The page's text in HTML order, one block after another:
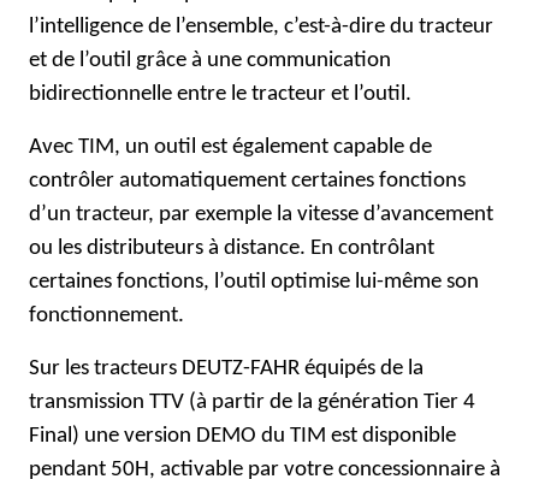
l’intelligence de l’ensemble, c’est-à-dire du tracteur
et de l’outil grâce à une communication
bidirectionnelle entre le tracteur et l’outil.
Avec TIM, un outil est également capable de
contrôler automatiquement certaines fonctions
d’un tracteur, par exemple la vitesse d’avancement
ou les distributeurs à distance. En contrôlant
certaines fonctions, l’outil optimise lui-même son
fonctionnement.
Sur les tracteurs DEUTZ-FAHR équipés de la
transmission TTV (à partir de la génération Tier 4
Final) une version DEMO du TIM est disponible
pendant 50H, activable par votre concessionnaire à